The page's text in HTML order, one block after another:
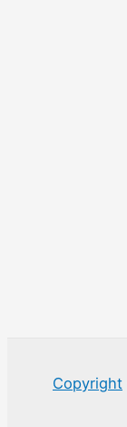
Copyright